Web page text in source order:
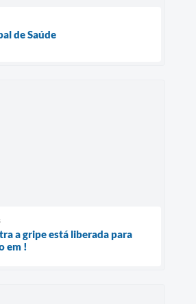
de Saúde
a gripe está liberada para
em !